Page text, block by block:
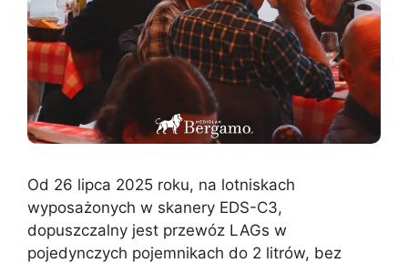
Od 26 lipca 2025 roku, na lotniskach
wyposażonych w skanery EDS-C3,
dopuszczalny jest przewóz LAGs w
pojedynczych pojemnikach do 2 litrów, bez